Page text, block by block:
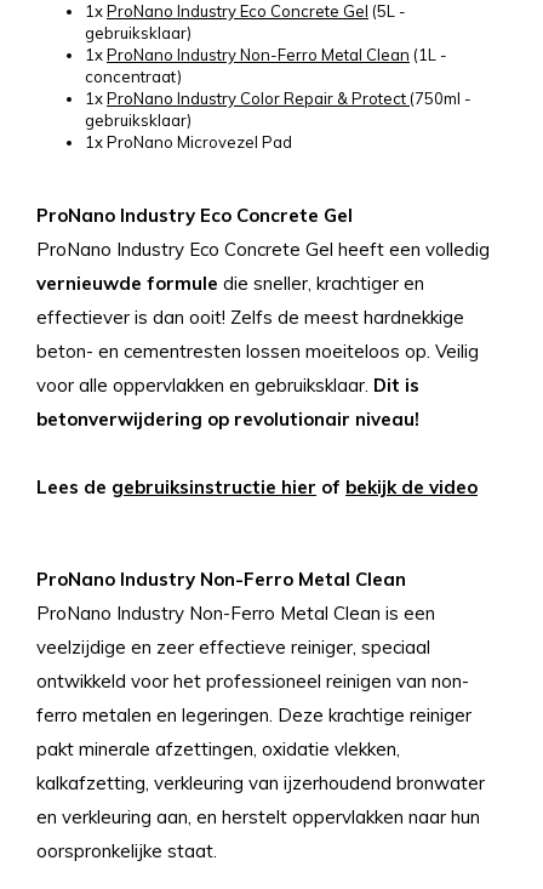
1xProNano Industry Eco Concrete Gel (5L -
gebruiksklaar)
1xProNano Industry Non-Ferro Metal Clean (1L -
concentraat)
1xProNano Industry Color Repair & Protect (750ml -
gebruiksklaar)
1x ProNano Microvezel Pad
ProNano Industry Eco Concrete Gel
ProNano Industry Eco Concrete Gel heeft een volledig
vernieuwde formule die sneller, krachtiger en
effectiever is dan ooit! Zelfs de meest hardnekkige
beton- en cementresten lossen moeiteloos op. Veilig
voor alle oppervlakken en gebruiksklaar. Dit is
betonverwijdering op revolutionair niveau!
Lees de gebruiksinstructie hier of bekijk de video
ProNano Industry Non-Ferro Metal Clean
ProNano Industry Non-Ferro Metal Clean is een
veelzijdige en zeer effectieve reiniger, speciaal
ontwikkeld voor het professioneel reinigen van non-
ferro metalen en legeringen. Deze krachtige reiniger
pakt minerale afzettingen, oxidatie vlekken,
kalkafzetting, verkleuring van ijzerhoudend bronwater
en verkleuring aan, en herstelt oppervlakken naar hun
oorspronkelijke staat.